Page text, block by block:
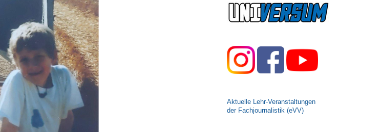
Aktuelle Lehr-Veranstaltungen
der Fachjournalistik (eVV)